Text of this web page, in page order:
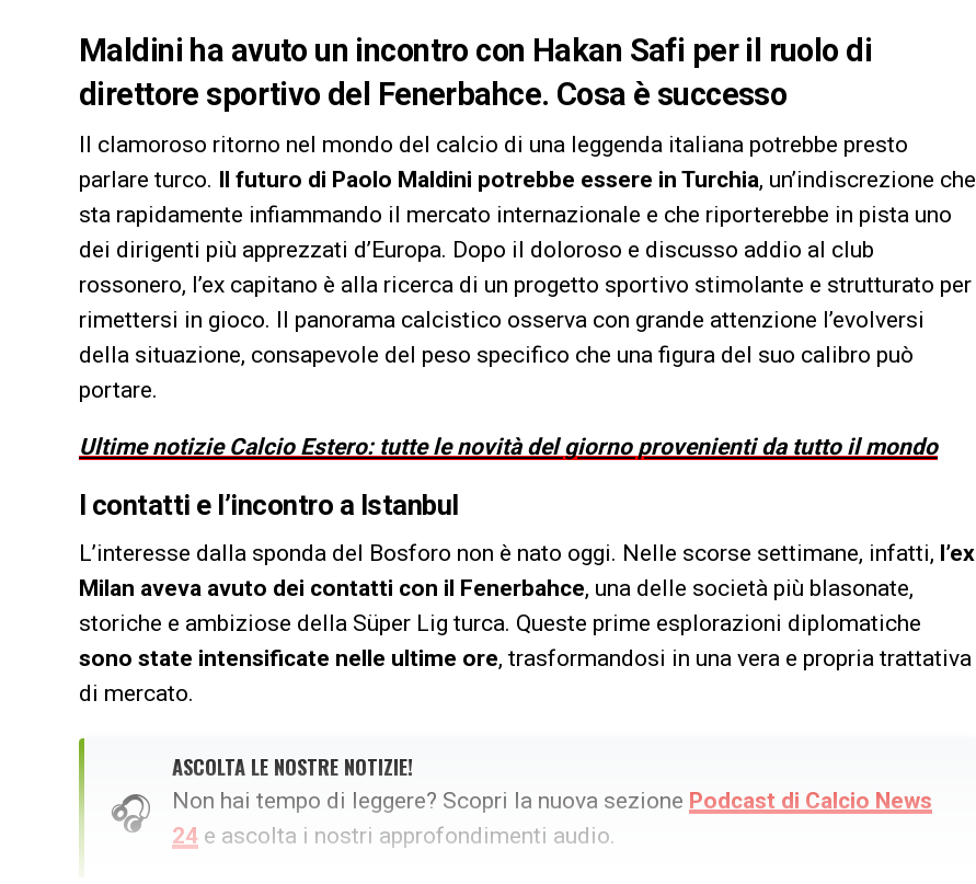
Maldini ha avuto un incontro con Hakan Safi per il ruolo di
direttore sportivo del Fenerbahce. Cosa è successo
Il clamoroso ritorno nel mondo del calcio di una leggenda italiana potrebbe presto
parlare turco. Il futuro di Paolo Maldini potrebbe essere in Turchia, un’indiscrezione che
sta rapidamente infiammando il mercato internazionale e che riporterebbe in pista uno
dei dirigenti più apprezzati d’Europa. Dopo il doloroso e discusso addio al club
rossonero, l’ex capitano è alla ricerca di un progetto sportivo stimolante e strutturato per
rimettersi in gioco. Il panorama calcistico osserva con grande attenzione l’evolversi
della situazione, consapevole del peso specifico che una figura del suo calibro può
portare.
Ultime notizie Calcio Estero: tutte le novità del giorno provenienti da tutto il mondo
I contatti e l’incontro a Istanbul
L’interesse dalla sponda del Bosforo non è nato oggi. Nelle scorse settimane, infatti, l’ex
Milan aveva avuto dei contatti con il Fenerbahce, una delle società più blasonate,
storiche e ambiziose della Süper Lig turca. Queste prime esplorazioni diplomatiche
sono state intensificate nelle ultime ore, trasformandosi in una vera e propria trattativa
di mercato.
🎧
ASCOLTA LE NOSTRE NOTIZIE!
Non hai tempo di leggere? Scopri la nuova sezione Podcast di Calcio News
24 e ascolta i nostri approfondimenti audio.